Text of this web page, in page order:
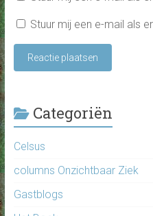
Stuur mij een e-mail als
Categoriën
Celsus
columns Onzichtbaar Ziek
Gastblogs